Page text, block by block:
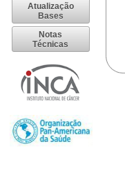
Atualização
Bases
Notas
Técnicas